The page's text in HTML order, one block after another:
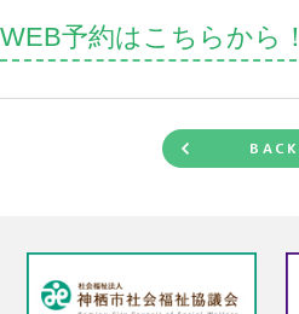
WEB予約はこちらから！
BACK